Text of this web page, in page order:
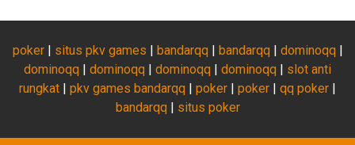
poker| situs pkv games | bandarqq| bandarqq| dominoqq|
dominoqq | dominoqq | dominoqq | dominoqq | slot anti
rungkat | pkv games bandarqq | poker | poker | qq poker |
bandarqq| situs poker